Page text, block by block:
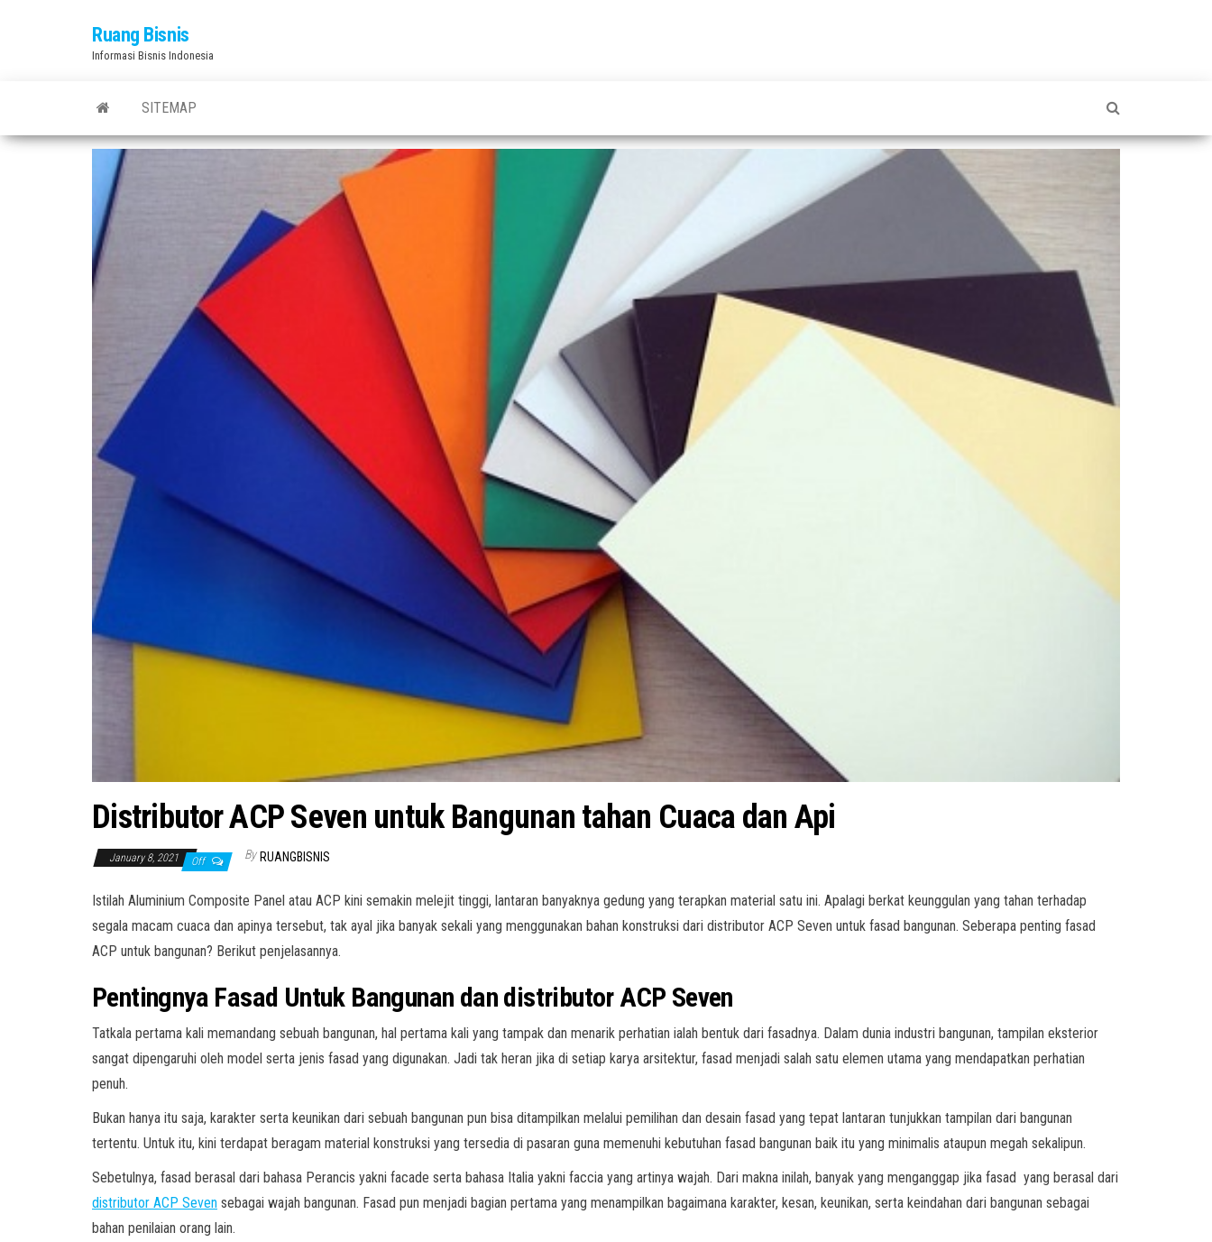
Ruang Bisnis
Informasi Bisnis Indonesia
SITEMAP
Distributor ACP Seven untuk Bangunan tahan Cuaca dan Api
January 8, 2021 Off By RUANGBISNIS
Istilah Aluminium Composite Panel atau ACP kini semakin melejit tinggi, lantaran banyaknya gedung yang terapkan material satu ini. Apalagi berkat keunggulan yang tahan terhadap
segala macam cuaca dan apinya tersebut, tak ayal jika banyak sekali yang menggunakan bahan konstruksi dari distributor ACP Seven untuk fasad bangunan. Seberapa penting fasad
ACP untuk bangunan? Berikut penjelasannya.
Pentingnya Fasad Untuk Bangunan dan distributor ACP Seven
Tatkala pertama kali memandang sebuah bangunan, hal pertama kali yang tampak dan menarik perhatian ialah bentuk dari fasadnya. Dalam dunia industri bangunan, tampilan eksterior
sangat dipengaruhi oleh model serta jenis fasad yang digunakan. Jadi tak heran jika di setiap karya arsitektur, fasad menjadi salah satu elemen utama yang mendapatkan perhatian
penuh.
Bukan hanya itu saja, karakter serta keunikan dari sebuah bangunan pun bisa ditampilkan melalui pemilihan dan desain fasad yang tepat lantaran tunjukkan tampilan dari bangunan
tertentu. Untuk itu, kini terdapat beragam material konstruksi yang tersedia di pasaran guna memenuhi kebutuhan fasad bangunan baik itu yang minimalis ataupun megah sekalipun.
Sebetulnya, fasad berasal dari bahasa Perancis yakni facade serta bahasa Italia yakni faccia yang artinya wajah. Dari makna inilah, banyak yang menganggap jika fasad yang berasal dari
distributor ACP Seven sebagai wajah bangunan. Fasad pun menjadi bagian pertama yang menampilkan bagaimana karakter, kesan, keunikan, serta keindahan dari bangunan sebagai
bahan penilaian orang lain.